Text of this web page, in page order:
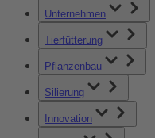
Unternehmen
Tierfütterung
Pflanzenbau
Silierung
Innovation